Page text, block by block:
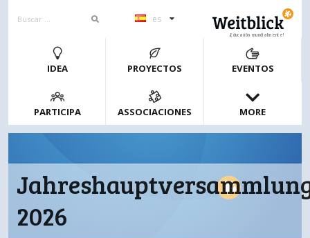
es
¡Educación mundialmente!
IDEA PROYECTOS EVENTOS
PARTICIPA ASSOCIACIONES MORE
2026